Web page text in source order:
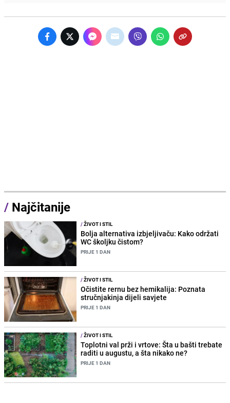
/ Najčitanije
/ŽIVOT I STIL
Bolja alternativa izbjeljivaču: Kako održati
WC školjku čistom?
PRIJE 1 DAN
/ŽIVOT I STIL
Očistite rernu bez hemikalija: Poznata
stručnjakinja dijeli savjete
PRIJE 1 DAN
/ŽIVOT I STIL
Toplotni val prži i vrtove: Šta u bašti trebate
raditi u augustu, a šta nikako ne?
PRIJE 1 DAN